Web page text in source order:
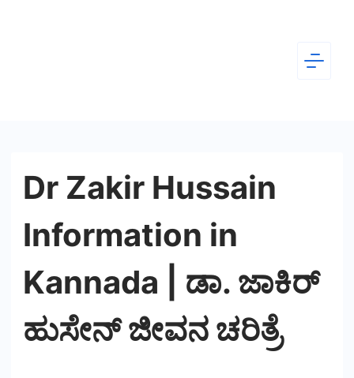
Kannada
Dr Zakir Hussain
Information in
Kannada | ಡಾ. ಜಾಕಿರ್
ಹುಸೇನ್ ಜೀವನ ಚರಿತ್ರೆ